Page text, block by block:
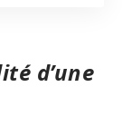
d’une